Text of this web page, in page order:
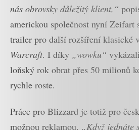
nás obrovsky důležitý klient,“
americkou společnost nyní
trailer pro další rozšíření klasické
Warcraft. I díky „wowku“
loňský rok obrat přes 50 milionů
rychle roste.
Práce pro Blizzard je totiž pro
možnou reklamou. „Když jednáte